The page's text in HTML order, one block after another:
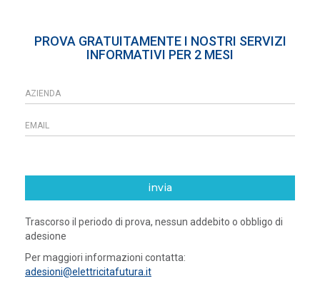
PROVA GRATUITAMENTE I NOSTRI SERVIZI
INFORMATIVI PER 2 MESI
invia
Trascorso il periodo di prova, nessun addebito o obbligo di
adesione
Per maggiori informazioni contatta:
adesioni@elettricitafutura.it